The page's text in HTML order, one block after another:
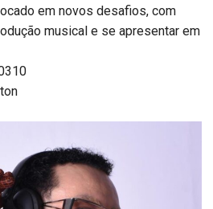
em novos desafios, com
musical e se apresentar em